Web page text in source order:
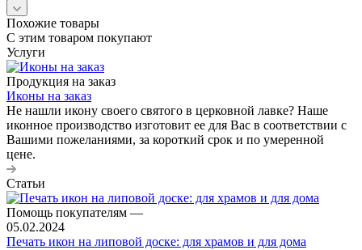
Похожие товары
С этим товаром покупают
Услуги
Продукция на заказ
Иконы на заказ
Не нашли икону своего святого в церковной лавке? Наше
иконное производство изготовит ее для Вас в соответствии с
Вашими пожеланиями, за короткий срок и по умеренной
цене.
Статьи
Помощь покупателям —
05.02.2024
Печать икон на липовой доске: для храмов и для дома